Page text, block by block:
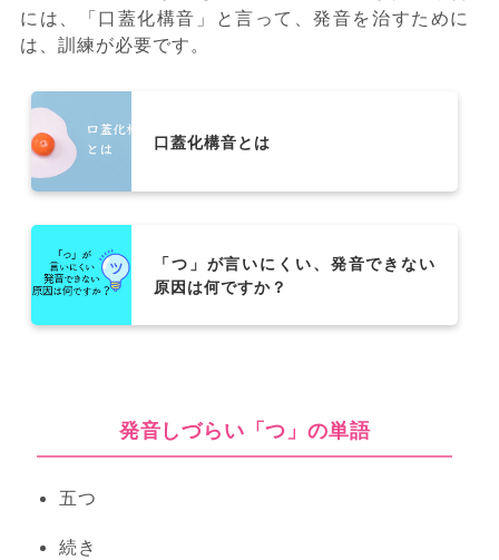
には、「口蓋化構音」と言って、発音を治すために
は、訓練が必要です。
口蓋化構音とは
「つ」が言いにくい、発音できない
原因は何ですか？
発音しづらい「つ」の単語
五つ
続き